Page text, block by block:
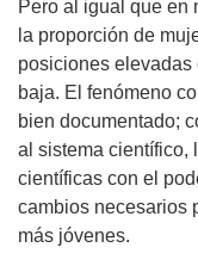
Pero al igual que en
la proporción de
posiciones
baja. El fenómeno
bien documentado;
al sistema científico,
científicas con el
cambios necesarios
más jóvenes.